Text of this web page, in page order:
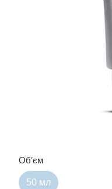
Обʼєм
50 мл